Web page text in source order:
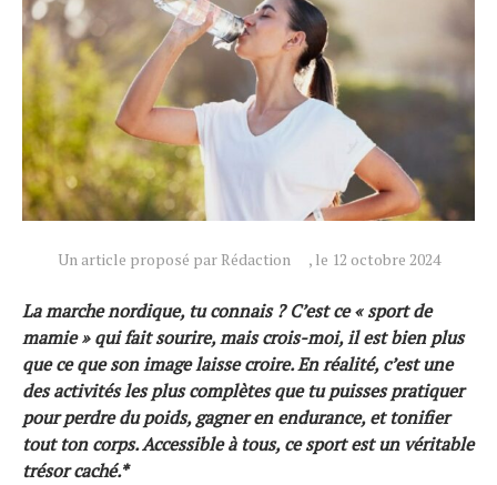
Un article proposé par Rédaction , le 12 octobre 2024
La marche nordique, tu connais ? C’est ce « sport de
mamie » qui fait sourire, mais crois-moi, il est bien plus
que ce que son image laisse croire. En réalité, c’est une
des activités les plus complètes que tu puisses pratiquer
pour perdre du poids, gagner en endurance, et tonifier
tout ton corps. Accessible à tous, ce sport est un véritable
trésor caché.*
Actualités
Technologies
Tests de produits
Conseils